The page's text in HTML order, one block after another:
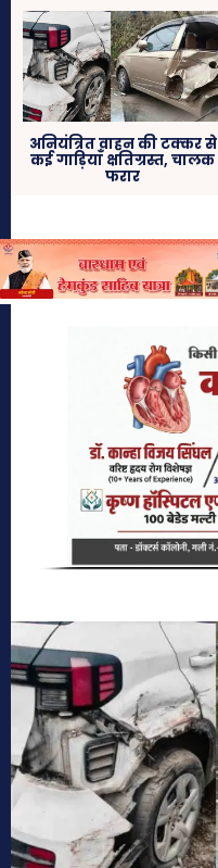
अनियंत्रित वाहन की टक्कर से
कई गाड़ियाँ क्षतिग्रस्त, चालक
फरार